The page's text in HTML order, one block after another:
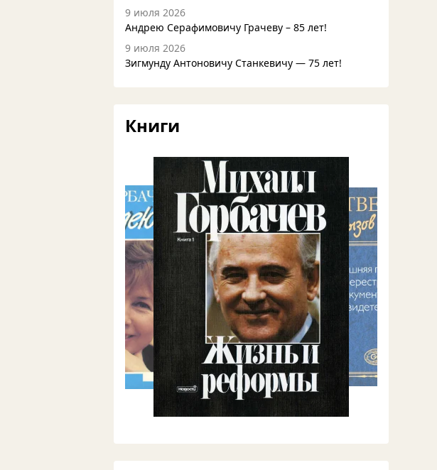
9 июля 2026
Андрею Серафимовичу Грачеву – 85 лет!
9 июля 2026
Зигмунду Антоновичу Станкевичу — 75 лет!
Книги